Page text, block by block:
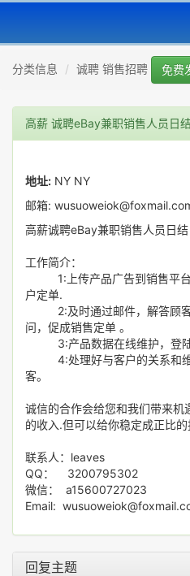
分类信息 诚聘 销售招聘 免费
高薪 诚聘eBay兼职销售人员日
地址: NY NY
邮箱:
高薪诚聘eBay兼职销售人员日
工作简介：
1:上传产品广告到销售平台
户定单.
2:及时通过邮件，解答顾客
问，促成销售定单 。
3:产品数据在线维护，登陆
4:处理好与客户的关系和维
客。
诚信的合作会给您和我们带来
的收入.但可以给你稳定成正比的
联系人：leaves
QQ： 3200795302
微信： a15600727023
Email:
回复主题